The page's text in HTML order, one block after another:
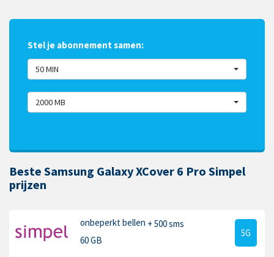
Stel je abonnement samen:
50 MIN
2000 MB
Beste Samsung Galaxy XCover 6 Pro Simpel
prijzen
onbeperkt bellen + 500 sms
60 GB
5G